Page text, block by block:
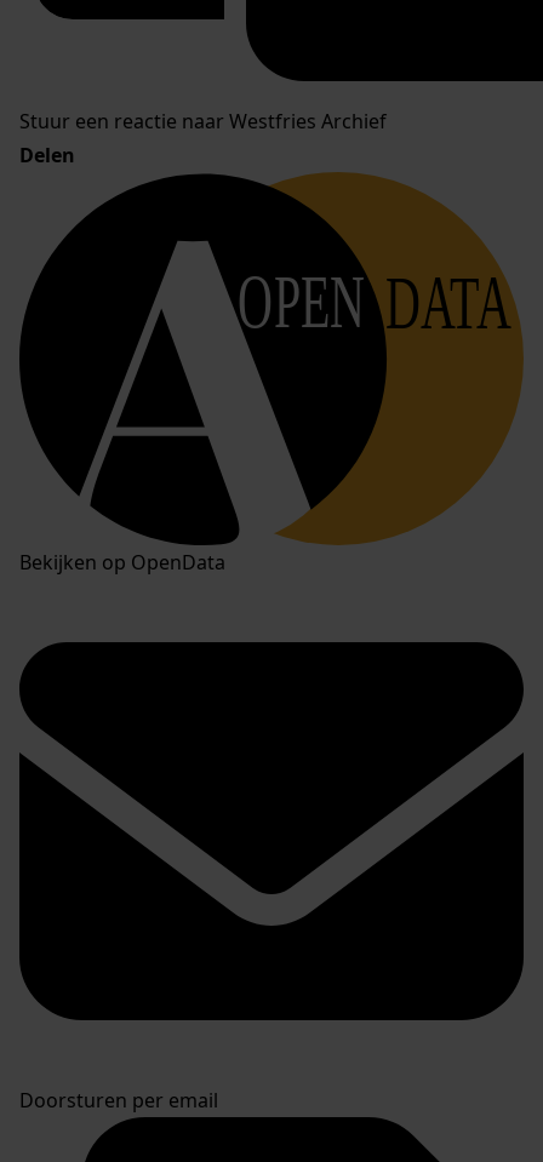
Stuur een reactie naar Westfries Archief
Delen
OPEN DATA
Bekijken op OpenData
Doorsturen per email